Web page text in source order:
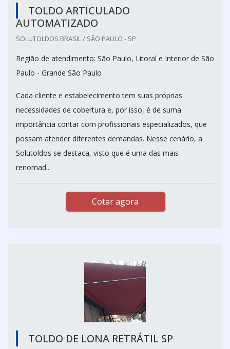
TOLDO ARTICULADO
AUTOMATIZADO
SOLUTOLDOS BRASIL / SÃO PAULO - SP
Região de atendimento: São Paulo, Litoral e Interior de São
Paulo - Grande São Paulo
Cada cliente e estabelecimento tem suas próprias
necessidades de cobertura e, por isso, é de suma
importância contar com profissionais especializados, que
possam atender diferentes demandas. Nesse cenário, a
Solutoldos se destaca, visto que é uma das mais
renomad...
Cotar agora
TOLDO DE LONA RETRÁTIL SP